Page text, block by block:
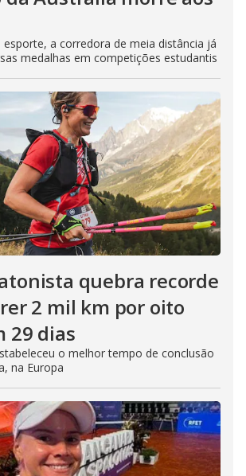
esporte, a corredora de meia distância já
medalhas em competições estudantis
quebra recorde
2 mil km por oito
29 dias
o melhor tempo de conclusão
na Europa